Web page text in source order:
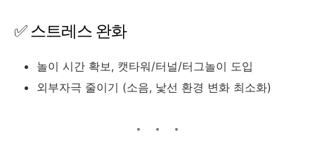
✅ 스트레스 완화
놀이 시간 확보, 캣타워/터널/터그놀이 도입
외부자극 줄이기 (소음, 낯선 환경 변화 최소화)